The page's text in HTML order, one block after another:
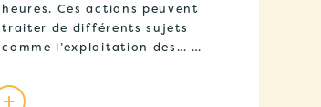
heures. Ces actions peuvent
traiter de différents sujets
comme l’exploitation des… …